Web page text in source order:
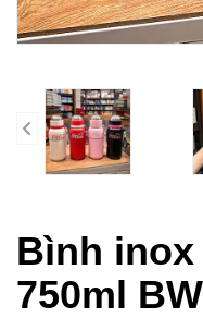
Bình inox
750ml